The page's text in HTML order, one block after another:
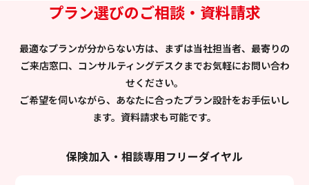
プラン選びのご相談・資料請求
最適なプランが分からない方は、まずは当社担当者、最寄りの
ご来店窓口、コンサルティングデスクまでお気軽にお問い合わ
せください。
ご希望を伺いながら、あなたに合ったプラン設計をお手伝いし
ます。資料請求も可能です。
保険加入・相談専用フリーダイヤル